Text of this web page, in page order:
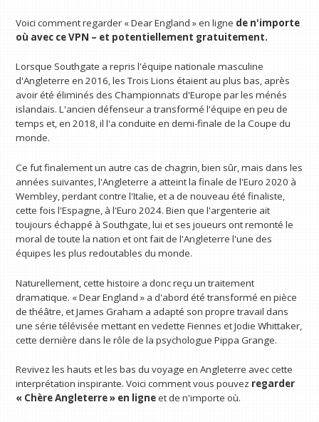
Voici comment regarder « Dear England » en ligne de n'importe
où avec ce VPN – et potentiellement gratuitement.
Lorsque Southgate a repris l'équipe nationale masculine
d'Angleterre en 2016, les Trois Lions étaient au plus bas, après
avoir été éliminés des Championnats d'Europe par les ménés
islandais. L'ancien défenseur a transformé l'équipe en peu de
temps et, en 2018, il l'a conduite en demi-finale de la Coupe du
monde.
Ce fut finalement un autre cas de chagrin, bien sûr, mais dans les
années suivantes, l'Angleterre a atteint la finale de l'Euro 2020 à
Wembley, perdant contre l'Italie, et a de nouveau été finaliste,
cette fois l'Espagne, à l'Euro 2024. Bien que l'argenterie ait
toujours échappé à Southgate, lui et ses joueurs ont remonté le
moral de toute la nation et ont fait de l'Angleterre l'une des
équipes les plus redoutables du monde.
Naturellement, cette histoire a donc reçu un traitement
dramatique. « Dear England » a d'abord été transformé en pièce
de théâtre, et James Graham a adapté son propre travail dans
une série télévisée mettant en vedette Fiennes et Jodie Whittaker,
cette dernière dans le rôle de la psychologue Pippa Grange.
Revivez les hauts et les bas du voyage en Angleterre avec cette
interprétation inspirante. Voici comment vous pouvez regarder
« Chère Angleterre » en ligneet de n'importe où.